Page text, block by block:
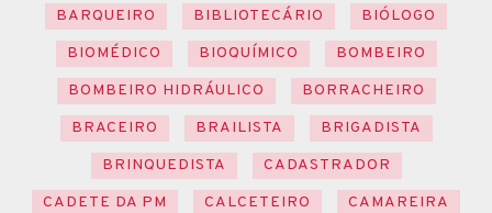
BARQUEIRO
BIBLIOTECÁRIO
BIÓLOGO
BIOMÉDICO
BIOQUÍMICO
BOMBEIRO
BOMBEIRO HIDRÁULICO
BORRACHEIRO
BRACEIRO
BRAILISTA
BRIGADISTA
BRINQUEDISTA
CADASTRADOR
CADETE DA PM
CALCETEIRO
CAMAREIRA